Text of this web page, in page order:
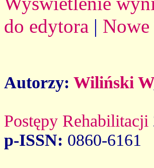
do edytora |
Autorzy: Wiliński W
Postępy Rehabilitacji
p-ISSN: 0860-6161